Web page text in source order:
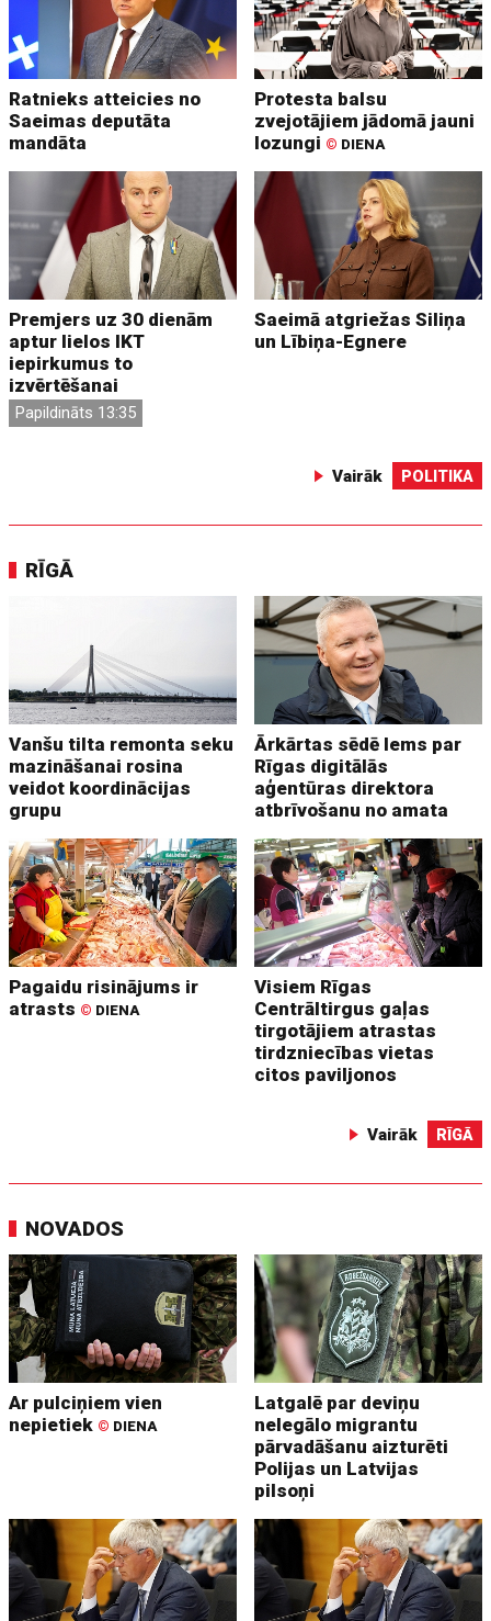
Ratnieks atteicies no
Saeimas deputāta
mandāta
Protesta balsu
zvejotājiem jādomā jauni
lozungi © DIENA
Premjers uz 30 dienām
aptur lielos IKT
iepirkumus to
izvērtēšanai
Papildināts 13:35
Saeimā atgriežas Siliņa
un Lībiņa-Egnere
Vairāk POLITIKA
RĪGĀ
Vanšu tilta remonta seku
mazināšanai rosina
veidot koordinācijas
grupu
Ārkārtas sēdē lems par
Rīgas digitālās
aģentūras direktora
atbrīvošanu no amata
Pagaidu risinājums ir
atrasts © DIENA
Visiem Rīgas
Centrāltirgus gaļas
tirgotājiem atrastas
tirdzniecības vietas
citos paviljonos
Vairāk RĪGĀ
NOVADOS
Ar pulciņiem vien
nepietiek © DIENA
Latgalē par deviņu
nelegālo migrantu
pārvadāšanu aizturēti
Polijas un Latvijas
pilsoņi